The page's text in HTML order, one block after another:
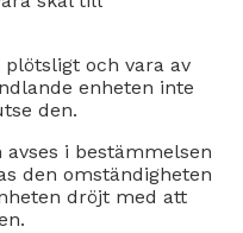
och vara av
enheten inte
den.
i bestämmelsen
den omständigheten
dröjt med att